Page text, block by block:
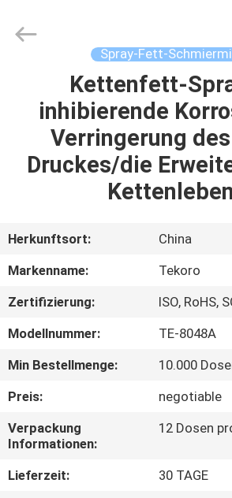
HAUSE
PRODUKTE
UNS
QUALITÄTSKONTROLLE
KONTAKTIEREN
SIE
UNS
INDUSTRY
Spray-Fett-
Kettenfett-
inhibierende
Verringerung
Druckes/die
Herkunftsort:
China
Markenname:
Tekoro
Zertifizierung:
ISO, RoHS,
Modellnummer:
TE-8048A
Min Bestellmenge:
10.000
Preis:
negotiable
Verpackung
Informationen:
12 Dosen
Lieferzeit:
30 TAGE